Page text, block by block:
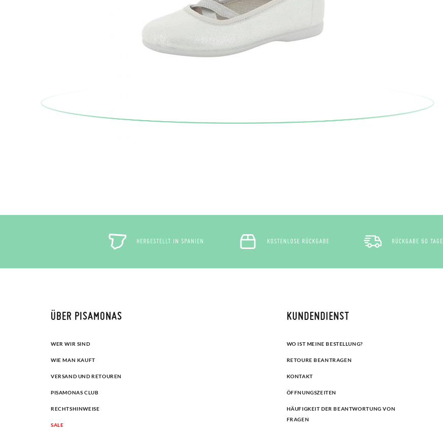
HERGESTELLT IN SPANIEN KOSTENLOSE RÜCKGABE RÜCKGABE 60 TAGE
ÜBER PISAMONAS
WER WIR SIND
WIE MAN KAUFT
VERSAND UND RETOUREN
PISAMONAS CLUB
RECHTSHINWEISE
SALE
KUNDENDIENST
WO IST MEINE BESTELLUNG?
RETOURE BEANTRAGEN
KONTAKT
ÖFFNUNGSZEITEN
HÄUFIGKEIT DER BEANTWORTUNG VON
FRAGEN